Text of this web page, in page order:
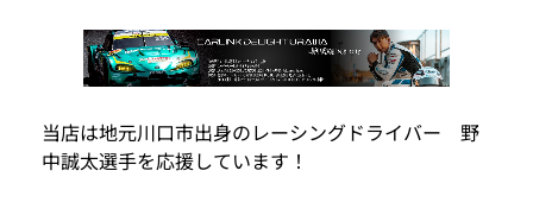
当店は地元川口市出身のレーシングドライバー 野
中誠太選手を応援しています！